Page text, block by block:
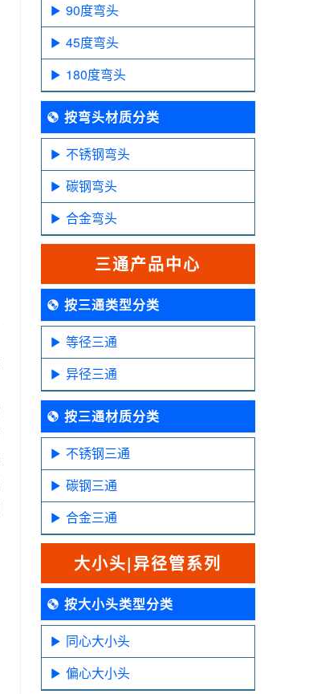
90度弯头
45度弯头
180度弯头
按弯头材质分类
不锈钢弯头
碳钢弯头
合金弯头
三通产品中心
按三通类型分类
等径三通
异径三通
按三通材质分类
不锈钢三通
碳钢三通
合金三通
大小头|异径管系列
按大小头类型分类
同心大小头
偏心大小头